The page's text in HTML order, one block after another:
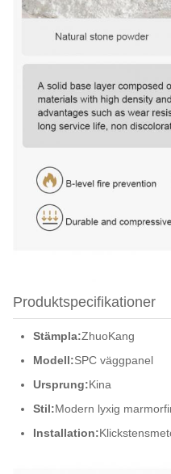
Produktspecifikationer
Stämpla:ZhuoKang
Modell:SPC väggpanel
Ursprung:Kina
Stil:Modern lyxig
Installation: